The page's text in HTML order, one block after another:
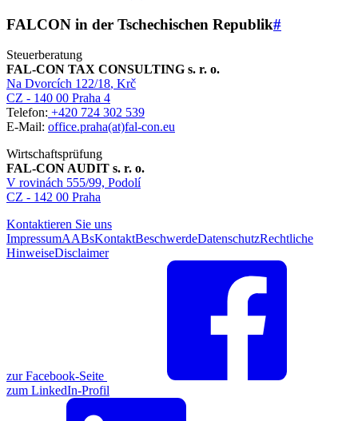
FALCON in der Tschechischen Republik#
Steuerberatung
FAL-CON TAX CONSULTING s. r. o.
Na Dvorcích 122/18, Krč
CZ - 140 00 Praha 4
Telefon: +420 724 302 539
E-Mail: office.praha(at)fal-con.eu
Wirtschaftsprüfung
FAL-CON AUDIT s. r. o.
V rovinách 555/99, Podolí
CZ - 142 00 Praha
Kontaktieren Sie uns
ImpressumAABsKontaktBeschwerdeDatenschutzRechtliche
HinweiseDisclaimer
zur Facebook-Seite
zum LinkedIn-Profil